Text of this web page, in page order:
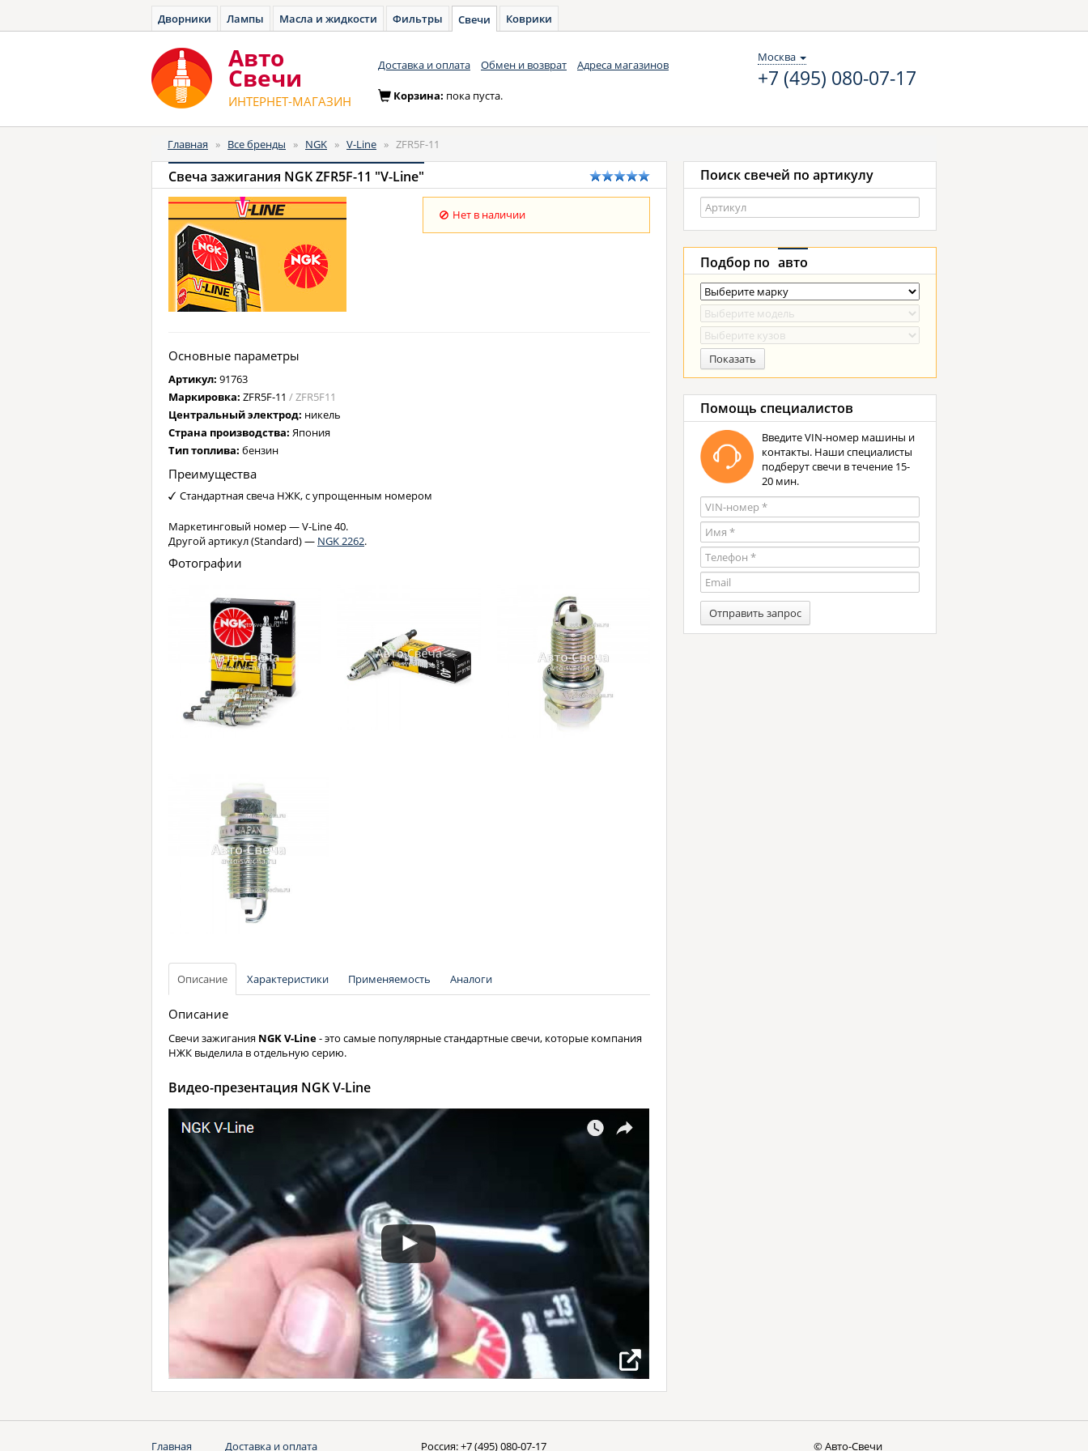
Дворники Лампы Масла и жидкости Фильтры Свечи Коврики
Авто
Cвечи
ИНТЕРНЕТ-МАГАЗИН
Доставка и оплата Обмен и возврат Адреса магазинов
Москва
+7 (495) 080-07-17
Корзина: пока пуста.
Главная » Все бренды » NGK » V-Line » ZFR5F-11
Свеча зажигания NGK ZFR5F-11 "V-Line"
Нет в наличии
Основные параметры
Артикул: 91763
Маркировка: ZFR5F-11 / ZFR5F11
Центральный электрод: никель
Страна производства: Япония
Тип топлива: бензин
Преимущества
Стандартная свеча НЖК, с упрощенным номером
Маркетинговый номер — V-Line 40.
Другой артикул (Standard) — NGK 2262.
Фотографии
Описание Характеристики Применяемость Аналоги
Описание
Свечи зажигания NGK V-Line- это самые популярные стандартные свечи, которые компания
НЖК выделила в отдельную серию.
Видео-презентация NGK V-Line
Поиск свечей по артикулу
Подбор по авто
Показать
Помощь специалистов
Введите VIN-номер машины и
контакты. Наши специалисты
подберут свечи в течение 15-
20 мин.
Отправить запрос
Главная Доставка и оплата Россия:+7 (495) 080-07-17 © Авто-Cвечи